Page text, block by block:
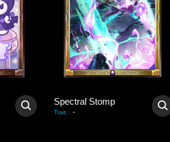
Spectral Stomp
Trait : -